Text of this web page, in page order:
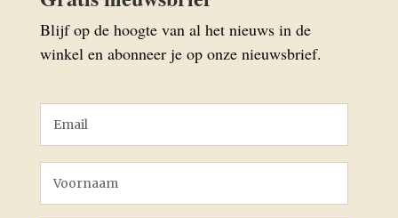
Blijf op de hoogte van al het nieuws in de
winkel en abonneer je op onze nieuwsbrief.